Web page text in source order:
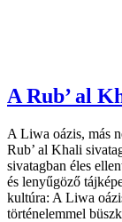
A Rub’ al
A Liwa oázis, más
Rub’ al Khali
sivatagban éles
és lenyűgöző
kultúra: A Liwa
történelemmel